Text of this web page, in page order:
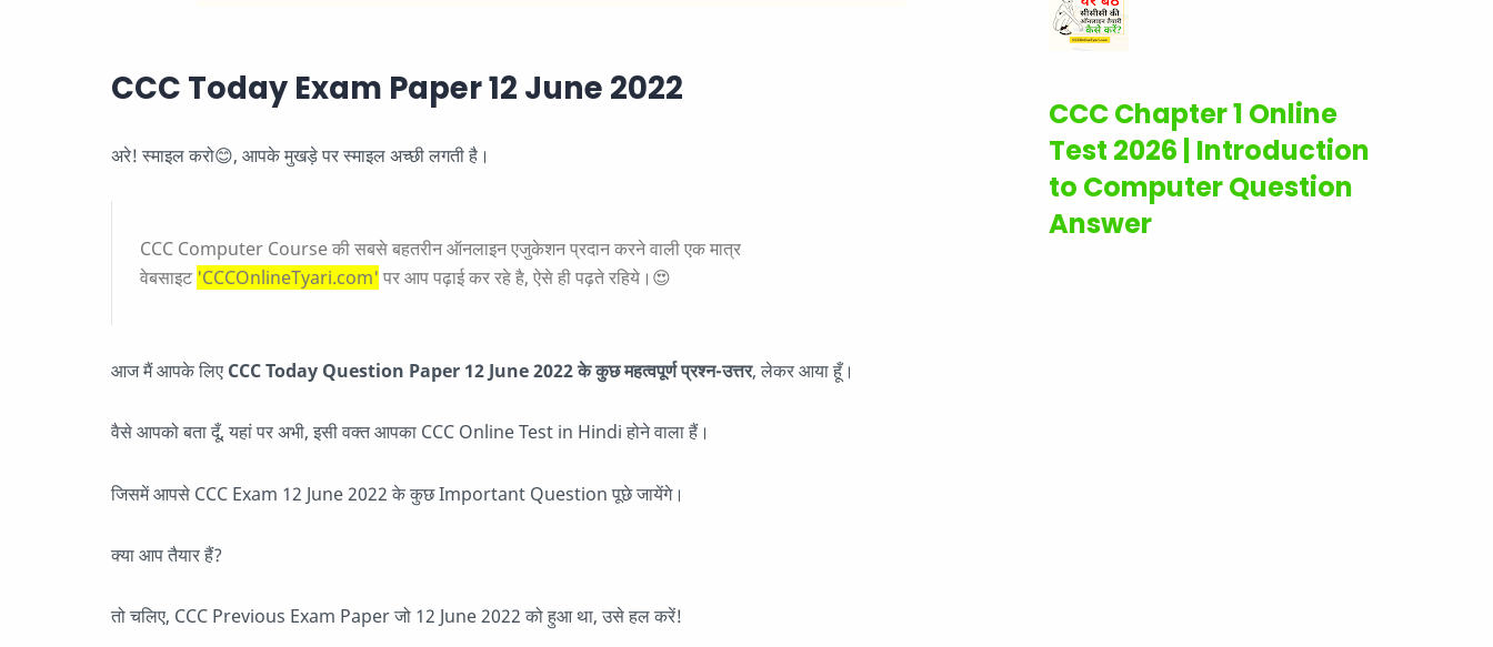
CCC Today Exam Paper 12 June 2022
अरे! स्माइल करो😊, आपके मुखड़े पर स्माइल अच्छी लगती है।
CCC Computer Course की सबसे बहतरीन ऑनलाइन एजुकेशन प्रदान करने वाली एक मात्र
वेबसाइट 'CCCOnlineTyari.com' पर आप पढ़ाई कर रहे है, ऐसे ही पढ़ते रहिये।😍
आज मैं आपके लिए CCC Today Question Paper 12 June 2022 के कुछ महत्वपूर्ण प्रश्न-उत्तर, लेकर आया हूँ।
वैसे आपको बता दूँ, यहां पर अभी, इसी वक्त आपका CCC Online Test in Hindi होने वाला हैं।
जिसमें आपसे CCC Exam 12 June 2022 के कुछ Important Question पूछे जायेंगे।
क्या आप तैयार हैं?
तो चलिए, CCC Previous Exam Paper जो 12 June 2022 को हुआ था, उसे हल करें!
CCC Chapter 1 Online
Test 2026 | Introduction
to Computer Question
Answer